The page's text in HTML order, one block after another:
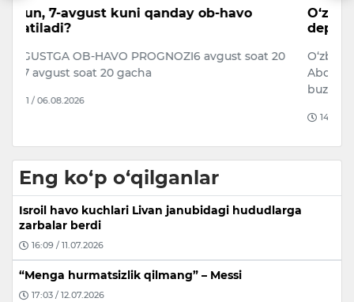
O‘zbekistonlik bokschi AQShdan
deportatsiya qilindi
O‘zbekistonlik professional bokschi Qudratillo
Abduqahhorov AQShda immigratsiya qoidalarini
Eng ko‘p o‘qilganlar
Isroil havo kuchlari Livan janubidagi hududlarga
zarbalar berdi
16:09 / 11.07.2026
“Menga hurmatsizlik qilmang” – Messi
17:03 / 12.07.2026